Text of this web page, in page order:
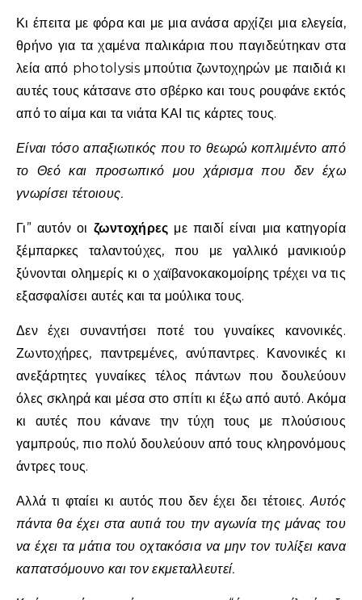
Κι έπειτα με φόρα και με μια ανάσα αρχίζει μια ελεγεία,
θρήνο για τα χαμένα παλικάρια που παγιδεύτηκαν στα
λεία από photolysis μπούτια ζωντοχηρών με παιδιά κι
αυτές τους κάτσανε στο σβέρκο και τους ρουφάνε εκτός
από το αίμα και τα νιάτα ΚΑΙ τις κάρτες τους.
Είναι τόσο απαξιωτικός που το θεωρώ κοπλιμέντο από
το Θεό και προσωπικό μου χάρισμα που δεν έχω
γνωρίσει τέτοιους.
Γι” αυτόν οι ζωντοχήρες με παιδί είναι μια κατηγορία
ξέμπαρκες ταλαντούχες, που με γαλλικό μανικιούρ
ξύνονται ολημερίς κι ο χαϊβανοκακομοίρης τρέχει να τις
εξασφαλίσει αυτές και τα μούλικα τους.
Δεν έχει συναντήσει ποτέ του γυναίκες κανονικές.
Ζωντοχήρες, παντρεμένες, ανύπαντρες. Κανονικές κι
ανεξάρτητες γυναίκες τέλος πάντων που δουλεύουν
όλες σκληρά και μέσα στο σπίτι κι έξω από αυτό. Ακόμα
κι αυτές που κάνανε την τύχη τους με πλούσιους
γαμπρούς, πιο πολύ δουλεύουν από τους κληρονόμους
άντρες τους.
Αλλά τι φταίει κι αυτός που δεν έχει δει τέτοιες.Αυτός
πάντα θα έχει στα αυτιά του την αγωνία της μάνας του
να έχει τα μάτια του οχτακόσια να μην τον τυλίξει κανα
καπατσόμουνο και τον εκμεταλλευτεί.